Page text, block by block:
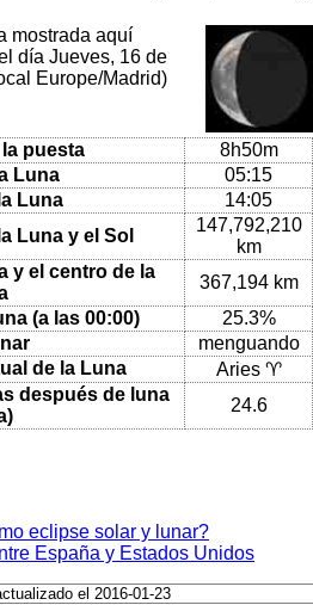
mostrada aquí
día Jueves, 16 de
Europe/Madrid)
la puesta
8h50m
Luna
05:15
Luna
14:05
Luna y el Sol
147,792,210
km
y el centro de la
367,194 km
(a las 00:00)
25.3%
menguando
de la Luna
Aries ♈
después de luna
24.6
eclipse solar y lunar?
España y Estados Unidos
el 2016-01-23